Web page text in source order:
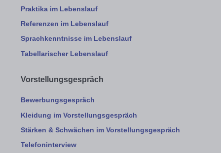
Praktika im Lebenslauf
Referenzen im Lebenslauf
Sprachkenntnisse im Lebenslauf
Tabellarischer Lebenslauf
Vorstellungsgespräch
Bewerbungsgespräch
Kleidung im Vorstellungsgespräch
Stärken & Schwächen im Vorstellungsgespräch
Telefoninterview